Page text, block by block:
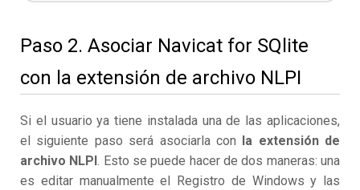
Paso 2. Asociar Navicat for SQlite
con la extensión de archivo NLPI
Si el usuario ya tiene instalada una de las aplicaciones,
el siguiente paso será asociarla con la extensión de
archivo NLPI. Esto se puede hacer de dos maneras: una
es editar manualmente el Registro de Windows y las